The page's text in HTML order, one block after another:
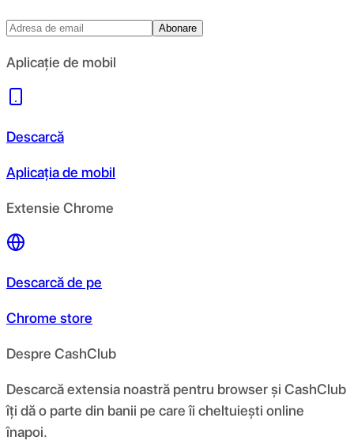
Abonare
Aplicație de mobil
Descarcă
Aplicația de mobil
Extensie Chrome
Descarcă de pe
Chrome store
Despre CashClub
Descarcă extensia noastră pentru browser și CashClub
îți dă o parte din banii pe care îi cheltuiești online
înapoi.